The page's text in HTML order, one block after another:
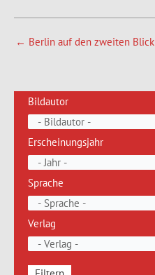
← Berlin auf den zweiten Blick
Bildautor
Erscheinungsjahr
Sprache
Verlag